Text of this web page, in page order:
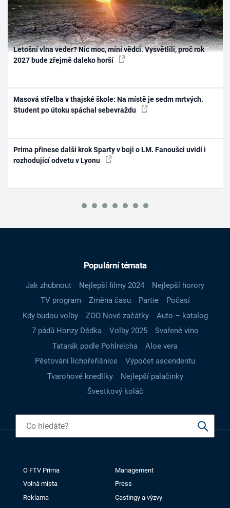
Letošní vlna veder? Nic moc, míní vědci. Vysvětlili, proč rok
2027 bude zřejmě daleko horší
Masová střelba v thajské škole: Na místě je sedm mrtvých.
Student po útoku spáchal sebevraždu
Prima přinese další krok Sparty v boji o LM. Fanoušci uvidí i
rozhodující odvetu v Lyonu
Populární témata
Jak zhubnout Nejlepší filmy 2024
Nejlepší horory
TV program
Změna času Partie
Počasí
Kdy budou volby
ZOO Nové začátky
Auto – katalog
7 pádů Honzy Dědka
Volby 2025
Svařené víno
Tatarák podle Pohlreicha
Aloe vera
Pěstování lichořeřišnice
Výpočet ascendentu
Tvarohové knedlíky
Nejlepší palačinky
Švestkový koláč
O FTV Prima
Management
Volná místa
Press
Reklama
Castingy a výzvy